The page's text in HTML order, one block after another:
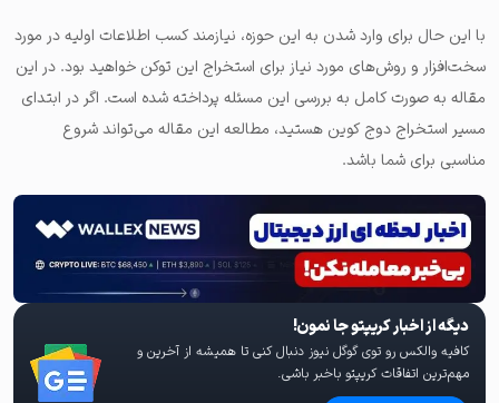
با این حال برای وارد شدن به این حوزه، نیازمند کسب اطلاعات اولیه در مورد
سخت‌افزار و روش‌های مورد نیاز برای استخراج این توکن خواهید بود. در این
مقاله به صورت کامل به بررسی این مسئله پرداخته شده است. اگر در ابتدای
مسیر استخراج دوج کوین هستید، مطالعه این مقاله می‌تواند شروع
مناسبی برای شما باشد.
دیگه از اخبار کریپتو جا نمون!
کافیه والکس رو توی گوگل نیوز دنبال کنی تا همیشه از آخرین و
مهم‌ترین اتفاقات کریپتو باخبر باشی.